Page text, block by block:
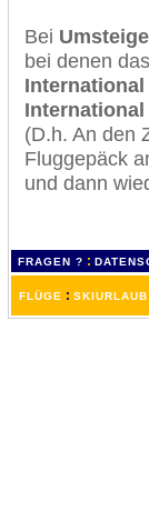
Bei
bei denen
(D.h. An den
Fluggepäck
und dann
FRAGEN ? :
FLÜGE : SKIURLAUB